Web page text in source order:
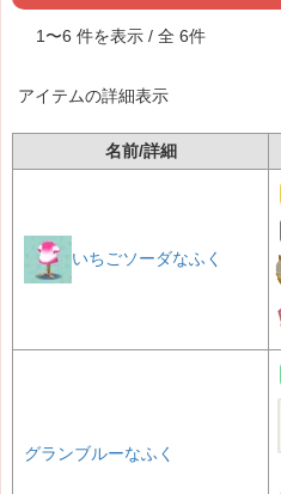
1 〜6 件を表示 / 全 6件
アイテムの詳細表示
名前/詳細
いちごソーダなふく
グランブルーなふく